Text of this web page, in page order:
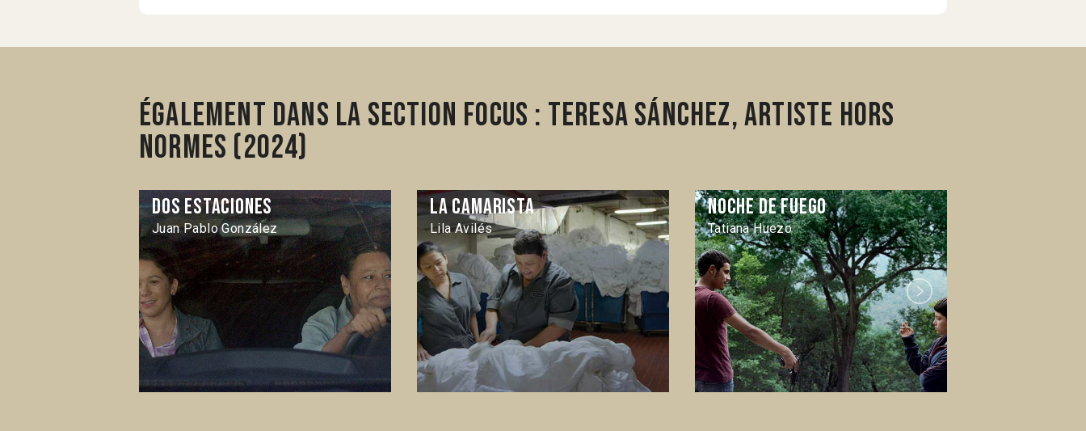
Également dans la section Focus : Teresa Sánchez, artiste hors
normes (2024)
Dos estaciones
Juan Pablo González
La Camarista
Lila Avilés
Noche de fuego
Tatiana Huezo
Next